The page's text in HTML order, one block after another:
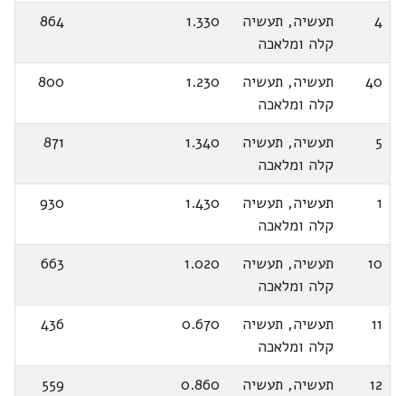
4
תעשיה, תעשיה
קלה ומלאכה
1.330
864
40
תעשיה, תעשיה
קלה ומלאכה
1.230
800
5
תעשיה, תעשיה
קלה ומלאכה
1.340
871
1
תעשיה, תעשיה
קלה ומלאכה
1.430
930
10
תעשיה, תעשיה
קלה ומלאכה
1.020
663
11
תעשיה, תעשיה
קלה ומלאכה
0.670
436
12
תעשיה, תעשיה
0.860
559